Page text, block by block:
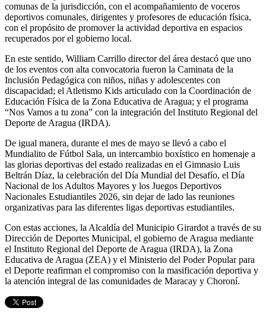
comunas de la jurisdicción, con el acompañamiento de voceros
deportivos comunales, dirigentes y profesores de educación física,
con el propósito de promover la actividad deportiva en espacios
recuperados por el gobierno local.
En este sentido, William Carrillo director del área destacó que uno
de los eventos con alta convocatoria fueron la Caminata de la
Inclusión Pedagógica con niños, niñas y adolescentes con
discapacidad; el Atletismo Kids articulado con la Coordinación de
Educación Física de la Zona Educativa de Aragua; y el programa
“Nos Vamos a tu zona” con la integración del Instituto Regional del
Deporte de Aragua (IRDA).
De igual manera, durante el mes de mayo se llevó a cabo el
Mundialito de Fútbol Sala, un intercambio boxístico en homenaje a
las glorias deportivas del estado realizadas en el Gimnasio Luis
Beltrán Díaz, la celebración del Día Mundial del Desafío, el Día
Nacional de los Adultos Mayores y los Juegos Deportivos
Nacionales Estudiantiles 2026, sin dejar de lado las reuniones
organizativas para las diferentes ligas deportivas estudiantiles.
Con estas acciones, la Alcaldía del Municipio Girardot a través de su
Dirección de Deportes Municipal, el gobierno de Aragua mediante
el Instituto Regional del Deporte de Aragua (IRDA), la Zona
Educativa de Aragua (ZEA) y el Ministerio del Poder Popular para
el Deporte reafirman el compromiso con la masificación deportiva y
la atención integral de las comunidades de Maracay y Choroní.